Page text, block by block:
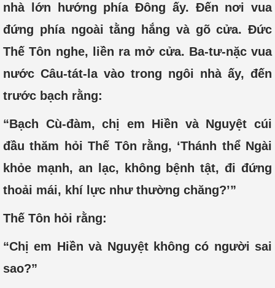
nhà lớn hướng phía Đông ấy. Đến nơi vua
đứng phía ngoài tằng hắng và gõ cửa. Đức
Thế Tôn nghe, liền ra mở cửa. Ba-tư-nặc vua
nước Câu-tát-la vào trong ngôi nhà ấy, đến
trước bạch rằng:
“Bạch Cù-đàm, chị em Hiền và Nguyệt cúi
đầu thăm hỏi Thế Tôn rằng, ‘Thánh thể Ngài
khỏe mạnh, an lạc, không bệnh tật, đi đứng
thoải mái, khí lực như thường chăng?’”
Thế Tôn hỏi rằng:
“Chị em Hiền và Nguyệt không có người sai
sao?”